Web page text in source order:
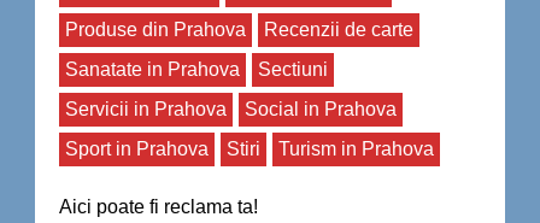
Produse din Prahova
Recenzii de carte
Sanatate in Prahova
Sectiuni
Servicii in Prahova
Social in Prahova
Sport in Prahova
Stiri Turism in Prahova
Aici poate fi reclama ta!